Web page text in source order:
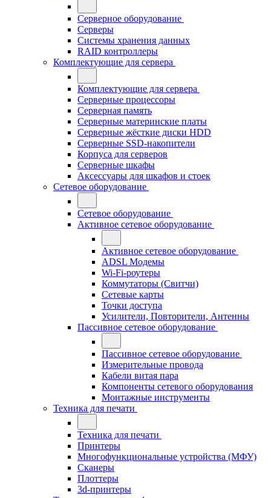
Серверное оборудование
Серверы
Системы хранения данных
RAID контроллеры
Комплектующие для сервера
Комплектующие для сервера
Серверные процессоры
Серверная память
Серверные материнские платы
Серверные жёсткие диски HDD
Серверные SSD-накопители
Корпуса для серверов
Серверные шкафы
Аксессуары для шкафов и стоек
Сетевое оборудование
Сетевое оборудование
Активное сетевое оборудование
Активное сетевое оборудование
ADSL Модемы
Wi-Fi-роутеры
Коммутаторы (Свитчи)
Сетевые карты
Точки доступа
Усилители, Повторители, Антенны
Пассивное сетевое оборудование
Пассивное сетевое оборудование
Измерительные провода
Кабели витая пара
Компоненты сетевого оборудования
Монтажные инструменты
Техника для печати
Техника для печати
Принтеры
Многофункциональные устройства (МФУ)
Сканеры
Плоттеры
3d-принтеры